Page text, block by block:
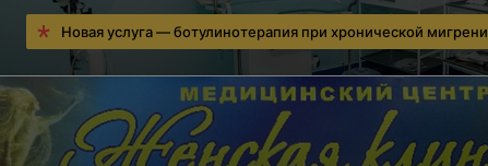
Новая услуга — ботулинотерапия при хронической мигрени